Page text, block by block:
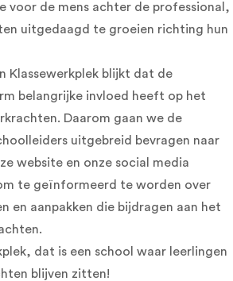
voor de mens achter de professional,
uitgedaagd te groeien richting hun
Klassewerkplek blijkt dat de
belangrijke invloed heeft op het
Daarom gaan we de
uitgebreid bevragen naar
website en onze social media
te geïnformeerd te worden over
en aanpakken die bijdragen aan het
dat is een school waar leerlingen
blijven zitten!